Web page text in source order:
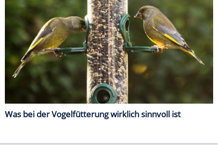
Was bei der Vogelfütterung wirklich sinnvoll ist